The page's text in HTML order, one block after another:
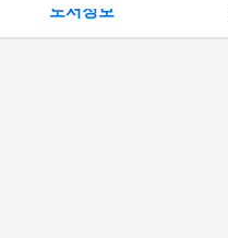
도서정보